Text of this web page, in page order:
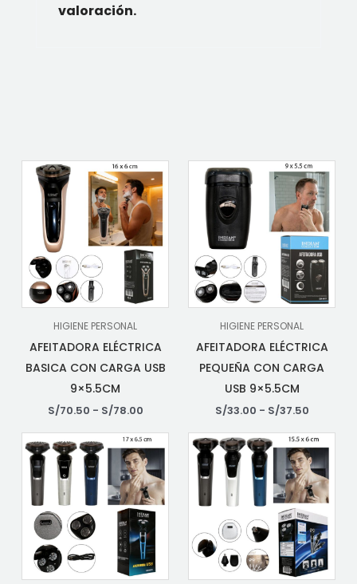
valoración.
HIGIENE PERSONAL
AFEITADORA ELÉCTRICA
BASICA CON CARGA USB
9×5.5CM
S/70.50 - S/78.00
HIGIENE PERSONAL
AFEITADORA ELÉCTRICA
PEQUEÑA CON CARGA
USB 9×5.5CM
S/33.00 - S/37.50